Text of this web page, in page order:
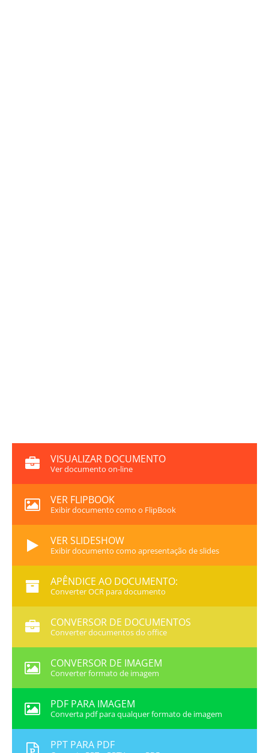
VISUALIZAR DOCUMENTO
Ver documento on-line
VER FLIPBOOK
Exibir documento como o FlipBook
VER SLIDESHOW
Exibir documento como apresentação de slides
APÊNDICE AO DOCUMENTO:
Converter OCR para documento
CONVERSOR DE DOCUMENTOS
Converter documentos do office
CONVERSOR DE IMAGEM
Converter formato de imagem
PDF PARA IMAGEM
Converta pdf para qualquer formato de imagem
PPT PARA PDF